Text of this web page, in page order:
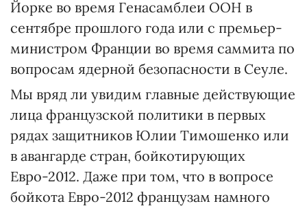
Йорке во время Генасамблеи ООН в
сентябре прошлого года или с премьер-
министром Франции во время саммита по
вопросам ядерной безопасности в Сеуле.
Мы вряд ли увидим главные действующие
лица французской политики в первых
рядах защитников Юлии Тимошенко или
в авангарде стран, бойкотирующих
Евро-2012. Даже при том, что в вопросе
бойкота Евро-2012 французам намного